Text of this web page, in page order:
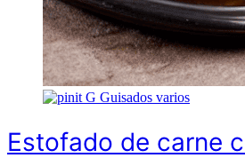
G Guisados varios
Estofado de carne